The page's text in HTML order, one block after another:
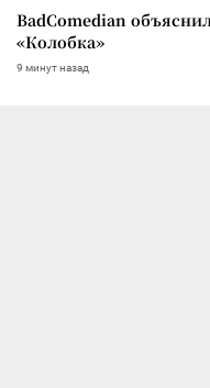
BadComedian
«Колобка»
9 минут назад